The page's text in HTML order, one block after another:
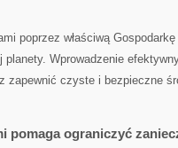
poprzez właściwą
Wprowadzenie
zapewnić czyste i​ bezpieczne
pomaga⁣ ograniczyć